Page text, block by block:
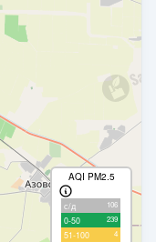
AQI PM2.5
с/д 106
0-50 239
51-100 4